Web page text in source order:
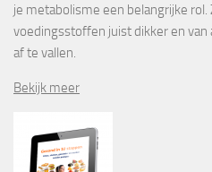
je metabolisme een belangrijke rol.
voedingsstoffen juist dikker en van
af te vallen.
Bekijk meer